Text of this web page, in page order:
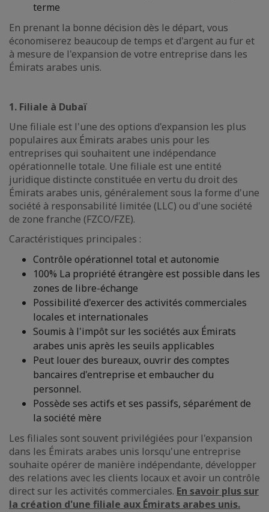
terme
En prenant la bonne décision dès le départ, vous
économiserez beaucoup de temps et d'argent au fur et
à mesure de l'expansion de votre entreprise dans les
Émirats arabes unis.
1. Filiale à Dubaï
Une filiale est l'une des options d'expansion les plus
populaires aux Émirats arabes unis pour les
entreprises qui souhaitent une indépendance
opérationnelle totale. Une filiale est une entité
juridique distincte constituée en vertu du droit des
Émirats arabes unis, généralement sous la forme d'une
société à responsabilité limitée (LLC) ou d'une société
de zone franche (FZCO/FZE).
Caractéristiques principales :
Contrôle opérationnel total et autonomie
100% La propriété étrangère est possible dans les
zones de libre-échange
Possibilité d'exercer des activités commerciales
locales et internationales
Soumis à l'impôt sur les sociétés aux Émirats
arabes unis après les seuils applicables
Peut louer des bureaux, ouvrir des comptes
bancaires d'entreprise et embaucher du
personnel.
Possède ses actifs et ses passifs, séparément de
la société mère
Les filiales sont souvent privilégiées pour l'expansion
dans les Émirats arabes unis lorsqu'une entreprise
souhaite opérer de manière indépendante, développer
des relations avec les clients locaux et avoir un contrôle
direct sur les activités commerciales. En savoir plus sur
la création d'une filiale aux Émirats arabes unis.